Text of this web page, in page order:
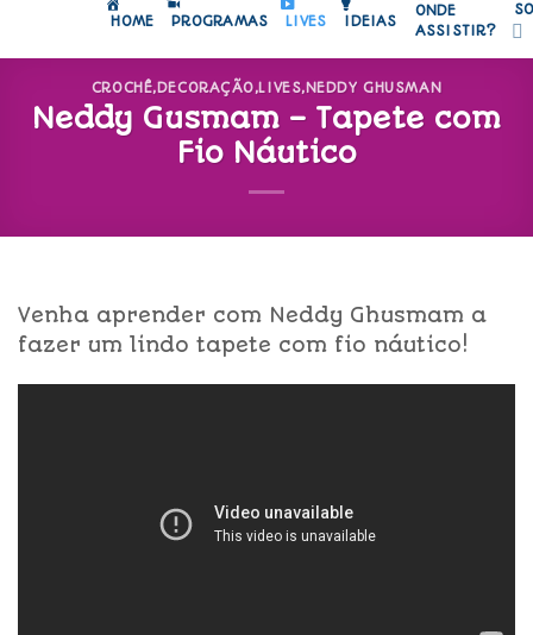
HOME PROGRAMAS LIVES IDEIAS
ONDE
ASSISTIR?
CROCHÊ,DECORAÇÃO,LIVES,NEDDY GHUSMAN
Neddy Gusmam – Tapete com
Fio Náutico
Venha aprender com Neddy Ghusmam a
fazer um lindo tapete com fio náutico!